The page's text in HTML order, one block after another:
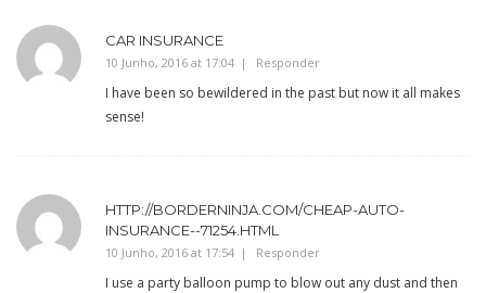
CAR INSURANCE
10 Junho, 2016 at 17:04 Responder
I have been so bewildered in the past but now it all makes
sense!
HTTP://BORDERNINJA.COM/CHEAP-AUTO-
INSURANCE--71254.HTML
10 Junho, 2016 at 17:54 Responder
I use a party balloon pump to blow out any dust and then